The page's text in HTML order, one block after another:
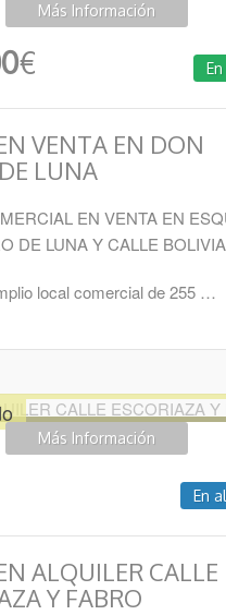
Más Información
€
VENTA EN DON
LUNA
EN VENTA EN
DE LUNA Y CALLE
local comercial de 255 …
Más Información
En
ALQUILER CALLE
Y FABRO